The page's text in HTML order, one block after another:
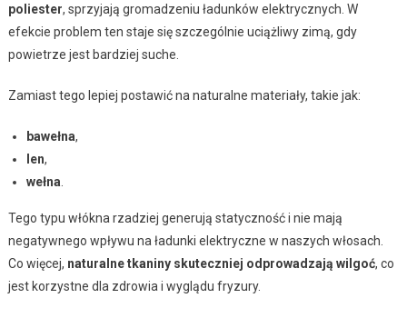
poliester, sprzyjają gromadzeniu ładunków elektrycznych. W
efekcie problem ten staje się szczególnie uciążliwy zimą, gdy
powietrze jest bardziej suche.
Zamiast tego lepiej postawić na naturalne materiały, takie jak:
bawełna,
len,
wełna
Tego typu włókna rzadziej generują statyczność i nie mają
negatywnego wpływu na ładunki elektryczne w naszych włosach.
Co więcej, naturalne tkaniny skuteczniej odprowadzają wilgoć, co
jest korzystne dla zdrowia i wyglądu fryzury.